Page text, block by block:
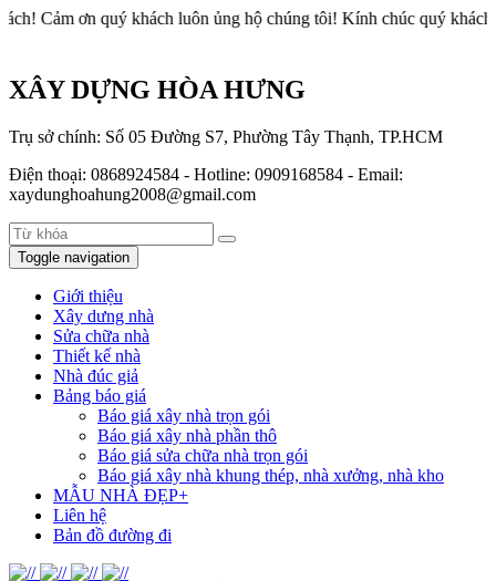
quý khách luôn ủng hộ chúng tôi! Kính chúc quý khách sức khỏe
XÂY DỰNG HÒA HƯNG
Trụ sở chính: Số 05 Đường S7, Phường Tây Thạnh, TP.HCM
Điện thoại: 0868924584 - Hotline: 0909168584 - Email:
xaydunghoahung2008@gmail.com
Toggle navigation
Giới thiệu
Xây dưng nhà
Sửa chữa nhà
Thiết kế nhà
Nhà đúc giả
Bảng báo giá
Báo giá xây nhà trọn gói
Báo giá xây nhà phần thô
Báo giá sửa chữa nhà trọn gói
Báo giá xây nhà khung thép, nhà xưởng, nhà kho
MẪU NHÀ ĐẸP+
Liên hệ
Bản đồ đường đi